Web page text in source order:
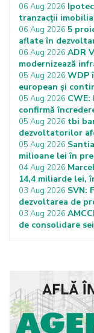
06 Aug 2026
tranzacții
06 Aug 2026 5
aflate în
06 Aug 2026 ADR
modernizează
05 Aug 2026 WDP
european și
05 Aug 2026
confirmă
05 Aug 2026 tbi
dezvoltatorilor
05 Aug 2026
milioane lei în
04 Aug 2026
14,4 miliarde lei,
03 Aug 2026 SVN:
dezvoltarea de
03 Aug 2026
de consolidare